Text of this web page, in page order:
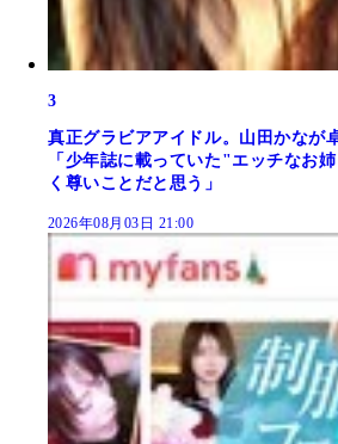
3
真正グラビアアイドル。山田かなが
「少年誌に載っていた"エッチなお
く尊いことだと思う」
2026年08月03日 21:00